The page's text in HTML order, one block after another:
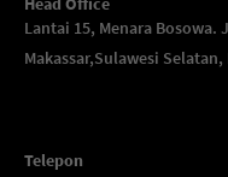
Lantai 15, Menara
Makassar,Sulawesi
Telepon